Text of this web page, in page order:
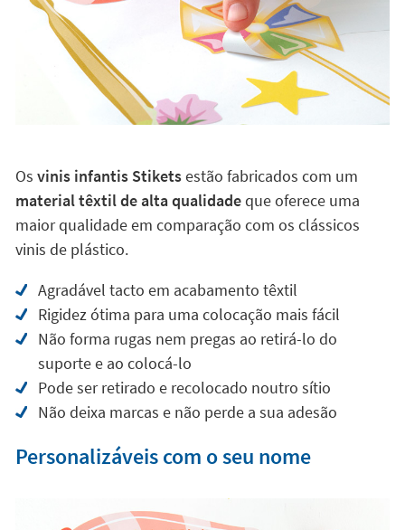
Os vinis infantis Stiketsestão fabricados com um
material têxtil de alta qualidadeque oferece uma
maior qualidade em comparação com os clássicos
vinis de plástico.
Agradável tacto em acabamento têxtil
Rigidez ótima para uma colocação mais fácil